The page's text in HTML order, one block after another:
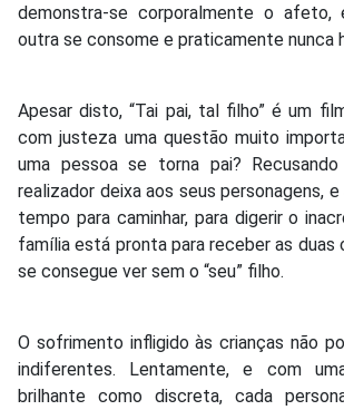
demonstra-se corporalmente o afeto,
outra se consome e praticamente nunca
Apesar disto, “Tai pai, tal filho” é um
com justeza uma questão muito
uma pessoa se torna pai?
realizador deixa aos seus personagens,
tempo para caminhar, para digerir o
família está pronta para receber as duas
se consegue ver sem o “seu” filho.
O sofrimento infligido às crianças não
indiferentes. Lentamente, e com
brilhante como discreta, cada